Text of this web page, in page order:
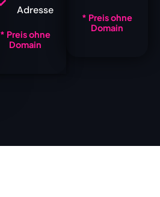
Adresse
* Preis ohne
Domain
* Preis ohne
Domain